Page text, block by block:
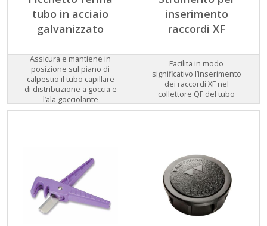
tubo in acciaio
galvanizzato
Assicura e mantiene in
posizione sul piano di
calpestio il tubo capillare
di distribuzione a goccia e
l’ala gocciolante
inserimento
raccordi XF
Facilita in modo
significativo l’inserimento
dei raccordi XF nel
collettore QF del tubo